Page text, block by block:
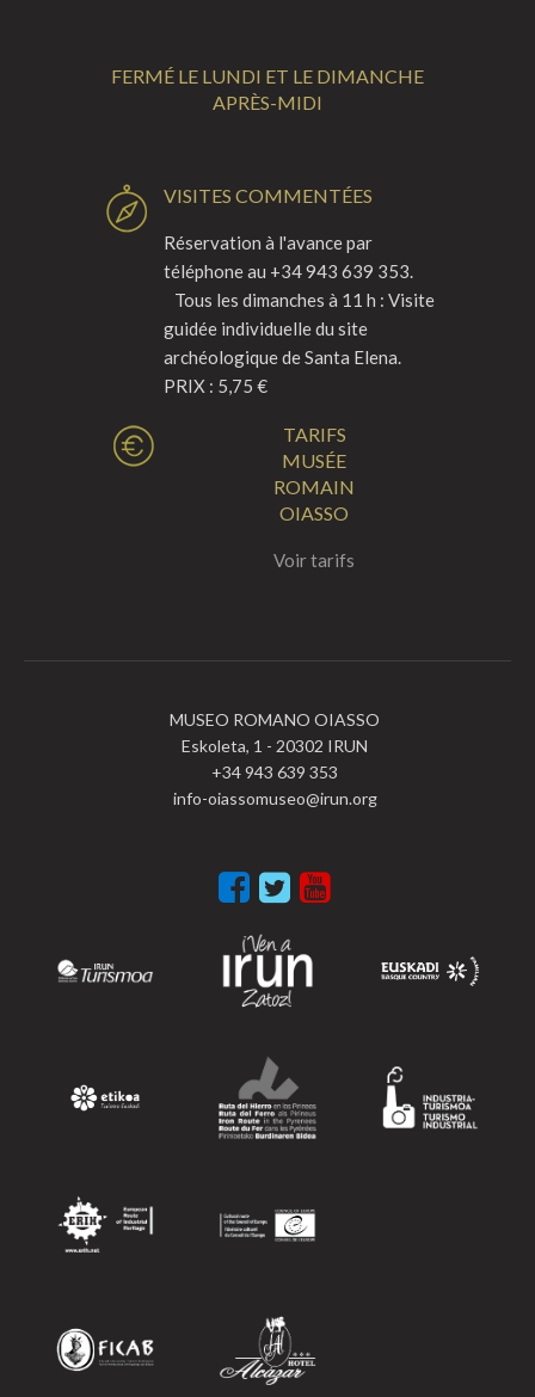
FERMÉ LE LUNDI ET LE DIMANCHE
APRÈS-MIDI
VISITES COMMENTÉES
Réservation à l'avance par
téléphone au +34 943 639 353.
Tous les dimanches à 11 h : Visite
guidée individuelle du site
archéologique de Santa Elena.
PRIX : 5,75 €
TARIFS
MUSÉE
ROMAIN
OIASSO
Voir tarifs
MUSEO ROMANO OIASSO
Eskoleta, 1 - 20302 IRUN
+34 943 639 353
info-oiassomuseo@irun.org